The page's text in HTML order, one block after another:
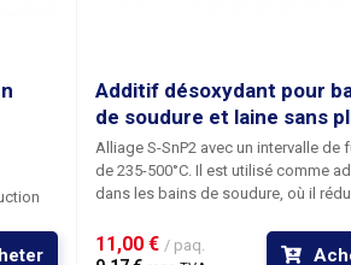
Additif désoxydant pour
de soudure et laine sans
Alliage S-SnP2 avec un intervalle de
de 235-500°C. Il est utilisé comme
dans les bains de soudure, où il
formation de ponts et de cratères. Le
11,00 € / paq.